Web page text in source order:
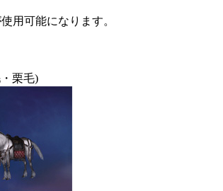
用可能になります。
栗毛)